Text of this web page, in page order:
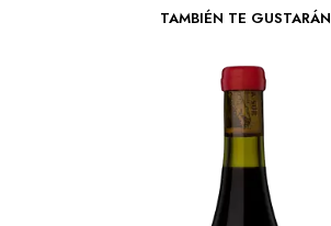
TAMBIÉN TE GUSTARÁN